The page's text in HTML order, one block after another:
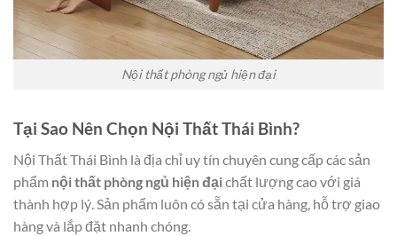
Nội thất phòng ngủ hiện đại
Tại Sao Nên Chọn Nội Thất Thái Bình?
Nội Thất Thái Bình là địa chỉ uy tín chuyên cung cấp các sản
phẩm nội thất phòng ngủ hiện đạichất lượng cao với giá
thành hợp lý. Sản phẩm luôn có sẵn tại cửa hàng, hỗ trợ giao
hàng và lắp đặt nhanh chóng.